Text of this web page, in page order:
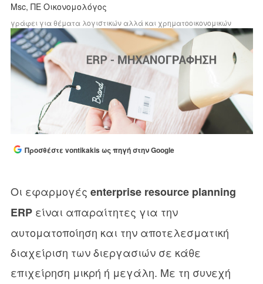
Msc, ΠΕ Οικονομολόγος
γράφει για θέματα λογιστικών αλλά και χρηματοοικονομικών
Προσθέστε vontikakis ως πηγή στην Google
Οι εφαρμογές enterprise resource planning
ERPείναι απαραίτητες για την
αυτοματοποίηση και την αποτελεσματική
διαχείριση των διεργασιών σε κάθε
επιχείρηση μικρή ή μεγάλη. Με τη συνεχή